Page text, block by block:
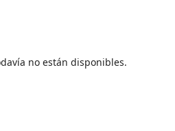
no están disponibles.